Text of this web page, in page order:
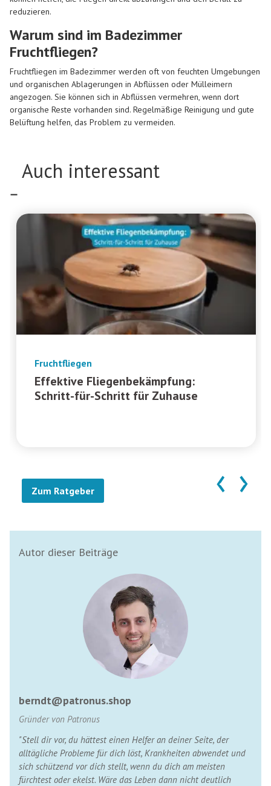
reduzieren.
Warum sind im Badezimmer
Fruchtfliegen?
Fruchtfliegen im Badezimmer werden oft von feuchten Umgebungen
und organischen Ablagerungen in Abflüssen oder Mülleimern
angezogen. Sie können sich in Abflüssen vermehren, wenn dort
organische Reste vorhanden sind. Regelmäßige Reinigung und gute
Belüftung helfen, das Problem zu vermeiden.
Auch interessant
Fruchtfliegen
Effektive Fliegenbekämpfung:
Schritt-für-Schritt für Zuhause
‹ ›
Zum Ratgeber
Autor dieser Beiträge
berndt@patronus.shop
Gründer von Patronus
"Stell dir vor, du hättest einen Helfer an deiner Seite, der
alltägliche Probleme für dich löst, Krankheiten abwendet und
sich schützend vor dich stellt, wenn du dich am meisten
fürchtest oder ekelst. Wäre das Leben dann nicht deutlich